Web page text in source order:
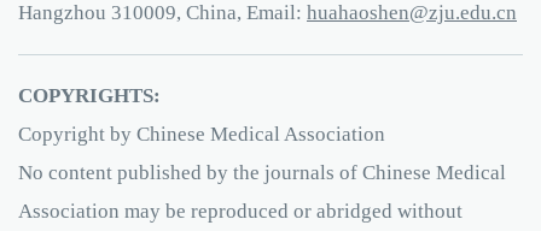
Hangzhou 310009, China, Email:
nc.
ud
e.ujz
nehsoahauh
COPYRIGHTS:
Copyright by Chinese Medical Association
No content published by the journals of Chinese Medical
Association may be reproduced or abridged without